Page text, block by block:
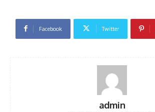
Facebook Twitter
admin